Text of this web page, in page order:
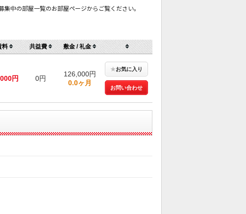
中の部屋一覧のお部屋ページからご覧ください。
料 共益費 敷金 / 礼金
円 0円
126,000円
0.0ヶ月
★お気に入り
お問い合わせ